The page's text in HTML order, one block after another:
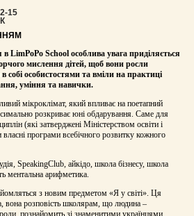
15
LimPoPo School особлива увага приділяється
мислення дітей, щоб вони росли
собі особистостями та вміли на практиці
уміння та навички.
мікроклімат, який впливає на поетапний
розкриває юні обдарування. Саме для
(які затверджені Міністерством освіти і
програми всебічного розвитку кожного
SpeakingClub, айкідо, школа бізнесу, школа
ментальна арифметика.
з новим предметом «Я у світі». Ця
вона розповість школярам, що людина –
познайомить зі знаменитими українцями